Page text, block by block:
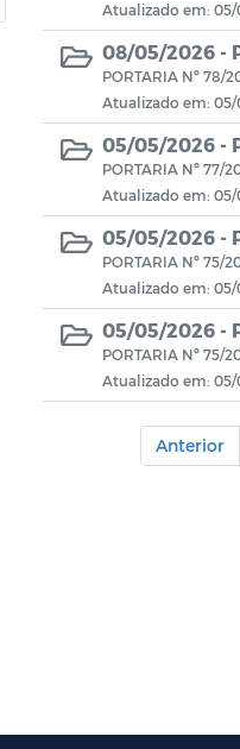
Atualizado em: 05/
08/05/2026 -
PORTARIA Nº 78/
Atualizado em: 05/
05/05/2026 -
PORTARIA Nº 77/
Atualizado em: 05/
05/05/2026 -
PORTARIA Nº 75/
Atualizado em: 05/
05/05/2026 -
PORTARIA Nº 75/
Atualizado em: 05/
Anterior